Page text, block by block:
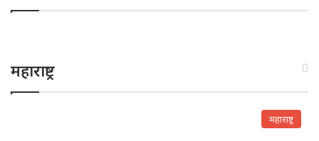
महाराष्ट्र
महाराष्ट्र